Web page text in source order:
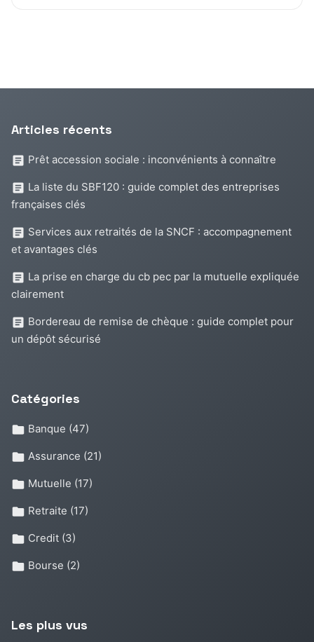
Articles récents
Prêt accession sociale : inconvénients à connaître
La liste du SBF120 : guide complet des entreprises
françaises clés
Services aux retraités de la SNCF : accompagnement
et avantages clés
La prise en charge du cb pec par la mutuelle expliquée
clairement
Bordereau de remise de chèque : guide complet pour
un dépôt sécurisé
Catégories
Banque (47)
Assurance (21)
Mutuelle (17)
Retraite (17)
Credit (3)
Bourse (2)
Les plus vus